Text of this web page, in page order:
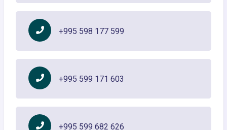
+995 598 177 599
+995 599 171 603
+995 599 682 626